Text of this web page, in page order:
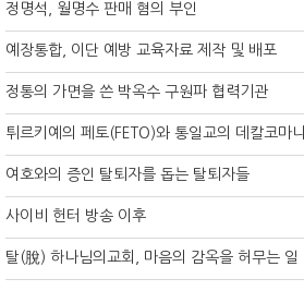
정명석, 월명수 판매 혐의 부인
예장통합, 이단 예방 교육자료 제작 및 배포
정통의 가면을 쓴 박옥수 구원파 협력기관
튀르키예의 페토(FETO)와 통일교의 데칼코마니
여호와의 증인 탈퇴자를 돕는 탈퇴자들
사이비 헌터 방송 이후
탈(脫) 하나님의교회, 마음의 감옥을 허무는 일